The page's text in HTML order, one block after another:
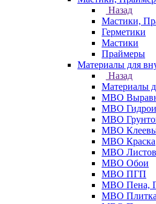
Назад
Мастики,
Герметики
Мастики
Праймеры
Материалы для
Назад
Материалы
МВО
МВО
МВО
МВО
МВО Краска
МВО
МВО Обои
МВО ПГП
МВО Пена,
МВО Плитка